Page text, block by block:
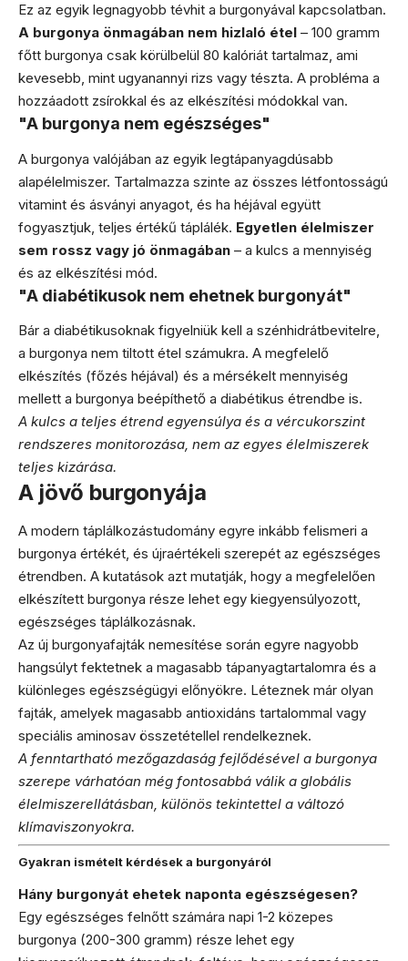
Ez az egyik legnagyobb tévhit a burgonyával kapcsolatban.
A burgonya önmagában nem hizlaló étel – 100 gramm
főtt burgonya csak körülbelül 80 kalóriát tartalmaz, ami
kevesebb, mint ugyanannyi rizs vagy tészta. A probléma a
hozzáadott zsírokkal és az elkészítési módokkal van.
"A burgonya nem egészséges"
A burgonya valójában az egyik legtápanyagdúsabb
alapélelmiszer. Tartalmazza szinte az összes létfontosságú
vitamint és ásványi anyagot, és ha héjával együtt
fogyasztjuk, teljes értékű táplálék. Egyetlen élelmiszer
sem rossz vagy jó önmagában – a kulcs a mennyiség
és az elkészítési mód.
"A diabétikusok nem ehetnek burgonyát"
Bár a diabétikusoknak figyelniük kell a szénhidrátbevitelre,
a burgonya nem tiltott étel számukra. A megfelelő
elkészítés (főzés héjával) és a mérsékelt mennyiség
mellett a burgonya beépíthető a diabétikus étrendbe is.
A kulcs a teljes étrend egyensúlya és a vércukorszint
rendszeres monitorozása, nem az egyes élelmiszerek
teljes kizárása.
A jövő burgonyája
A modern táplálkozástudomány egyre inkább felismeri a
burgonya értékét, és újraértékeli szerepét az egészséges
étrendben. A kutatások azt mutatják, hogy a megfelelően
elkészített burgonya része lehet egy kiegyensúlyozott,
egészséges táplálkozásnak.
Az új burgonyafajták nemesítése során egyre nagyobb
hangsúlyt fektetnek a magasabb tápanyagtartalomra és a
különleges egészségügyi előnyökre. Léteznek már olyan
fajták, amelyek magasabb antioxidáns tartalommal vagy
speciális aminosav összetétellel rendelkeznek.
A fenntartható mezőgazdaság fejlődésével a burgonya
szerepe várhatóan még fontosabbá válik a globális
élelmiszerellátásban, különös tekintettel a változó
klímaviszonyokra.
Gyakran ismételt kérdések a burgonyáról
Hány burgonyát ehetek naponta egészségesen?
Egy egészséges felnőtt számára napi 1-2 közepes
burgonya (200-300 gramm) része lehet egy